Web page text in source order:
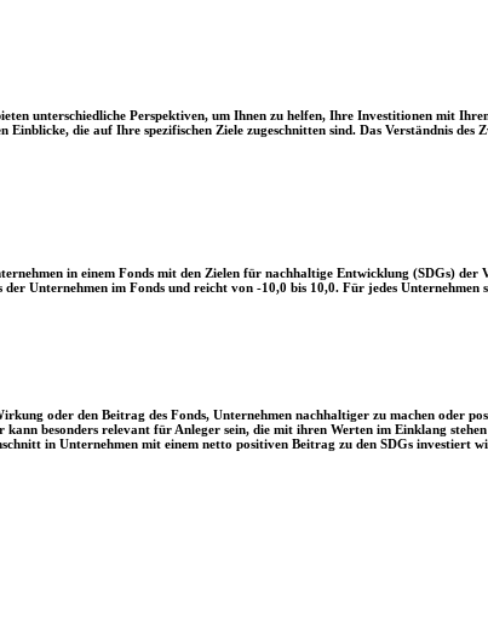
unterschiedliche Perspektiven, um Ihnen zu helfen, Ihre Investitionen mit
Einblicke, die auf Ihre spezifischen Ziele zugeschnitten sind. Das Verständnis
in einem Fonds mit den Zielen für nachhaltige Entwicklung (SDGs)
Unternehmen im Fonds und reicht von -10,0 bis 10,0. Für jedes
oder den Beitrag des Fonds, Unternehmen nachhaltiger zu machen oder
besonders relevant für Anleger sein, die mit ihren Werten im Einklang
in Unternehmen mit einem netto positiven Beitrag zu den SDGs